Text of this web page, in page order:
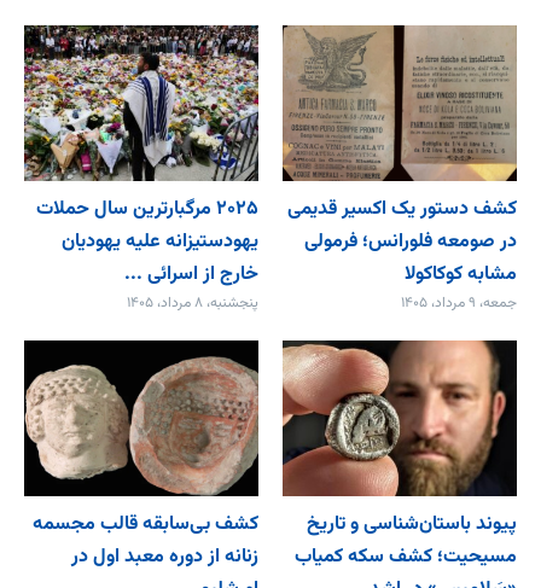
کشف دستور یک اکسیر قدیمی
در صومعه فلورانس؛ فرمولی
مشابه کوکاکولا
جمعه، ۹ مرداد، ۱۴۰۵
۲۰۲۵ مرگبارترین سال حملات
یهودستیزانه علیه یهودیان
خارج از اسرائی ...
پنجشنبه، ۸ مرداد، ۱۴۰۵
پیوند باستان‌شناسی و تاریخ
مسیحیت؛ کشف سکه کمیاب
کشف بی‌سابقه قالب مجسمه
زنانه از دوره معبد اول در